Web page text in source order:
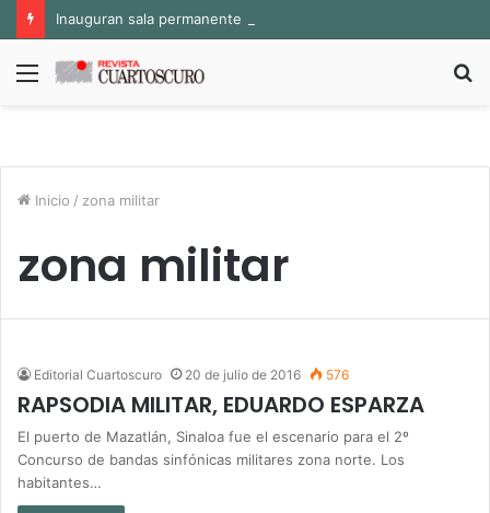
Menú
Inicio / zona militar
zona militar
Editorial Cuartoscuro 20 de julio de 2016 576
RAPSODIA MILITAR, EDUARDO ESPARZA
El puerto de Mazatlán, Sinaloa fue el escenario para el 2º
Concurso de bandas sinfónicas militares zona norte. Los
habitantes…